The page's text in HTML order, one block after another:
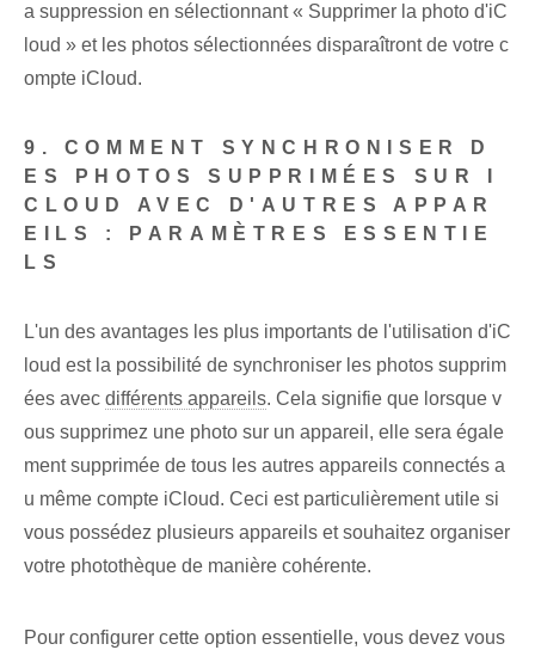
a suppression en sélectionnant « Supprimer la photo d'iC
loud » et les photos sélectionnées disparaîtront de votre c
ompte iCloud.
9. COMMENT SYNCHRONISER D
ES PHOTOS SUPPRIMÉES SUR I
CLOUD AVEC D'AUTRES APPAR
EILS : PARAMÈTRES ESSENTIE
LS
L'un des avantages les plus importants de l'utilisation d'iC
loud est la possibilité de synchroniser les photos supprim
ées avec différents appareils. Cela signifie que lorsque v
ous supprimez une photo sur un appareil, elle sera égale
ment supprimée de tous les autres appareils connectés a
u même compte iCloud. Ceci est particulièrement utile si
vous possédez plusieurs appareils et souhaitez organiser
votre photothèque de manière cohérente.
Pour configurer cette option essentielle, vous devez vous